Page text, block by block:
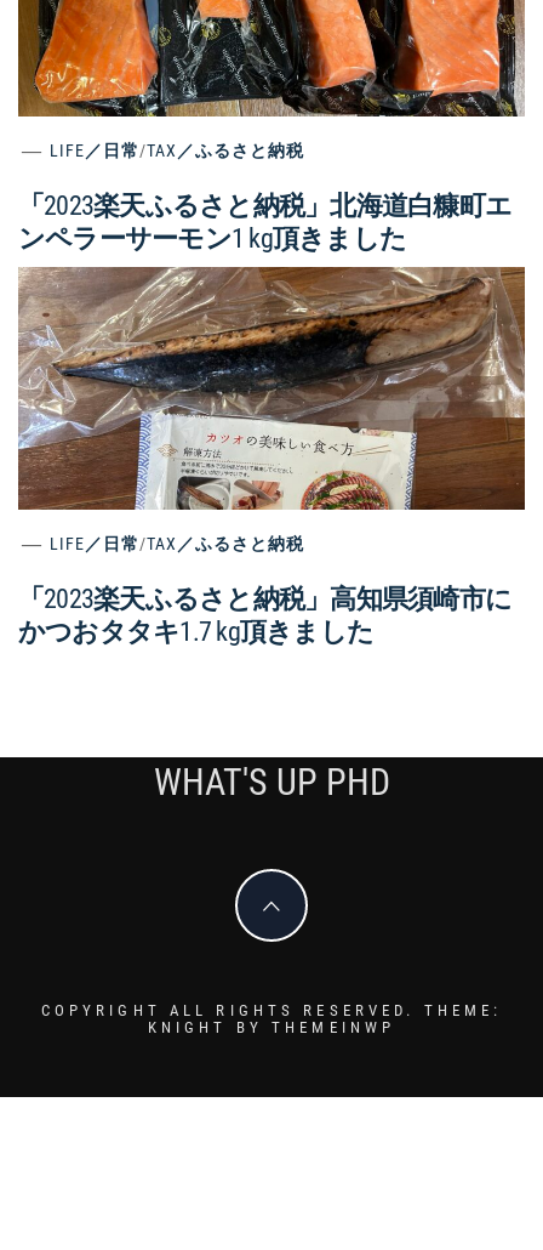
LIFE／日常/TAX／ふるさと納税
「2023楽天ふるさと納税」北海道白糠町エ
ンペラーサーモン1 kg頂きました
LIFE／日常/TAX／ふるさと納税
「2023楽天ふるさと納税」高知県須崎市に
かつおタタキ1.7 kg頂きました
WHAT'S UP PHD
COPYRIGHT ALL RIGHTS RESERVED. THEME:
KNIGHT BYTHEMEINWP